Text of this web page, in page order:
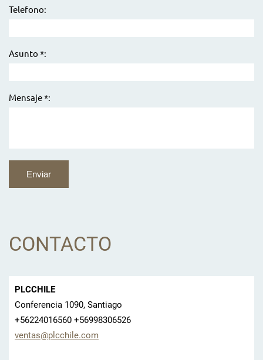
Telefono:
Asunto *:
Mensaje *:
CONTACTO
PLCCHILE
Conferencia 1090, Santiago
+56224016560 +56998306526
ventas@plcchile.com